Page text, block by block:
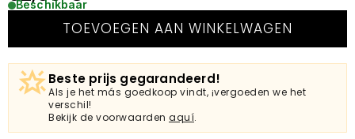
Beschikbaar
TOEVOEGEN AAN WINKELWAGEN
Beste prijs gegarandeerd!
Als je het más goedkoop vindt, ¡vergoeden we het
verschil!
Bekijk de voorwaarden aquí.